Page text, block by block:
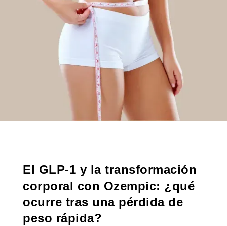
El GLP-1 y la transformación
corporal con Ozempic: ¿qué
ocurre tras una pérdida de
peso rápida?